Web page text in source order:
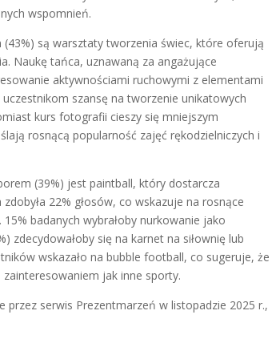
wspomnień.
są warsztaty tworzenia świec, które oferują
Naukę tańca, uznawaną za angażujące
aktywnościami ruchowymi z elementami
szansę na tworzenie unikatowych
kurs fotografii cieszy się mniejszym
rosnącą popularność zajęć rękodzielniczych i
(39%) jest paintball, który dostarcza
22% głosów, co wskazuje na rosnące
badanych wybrałoby nurkowanie jako
zdecydowałoby się na karnet na siłownię lub
wskazało na bubble football, co sugeruje, że
jak inne sporty.
przez serwis Prezentmarzeń w listopadzie 2025 r.,